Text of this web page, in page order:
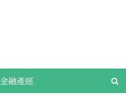
金融產經